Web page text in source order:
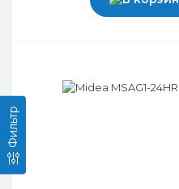
Фильтр